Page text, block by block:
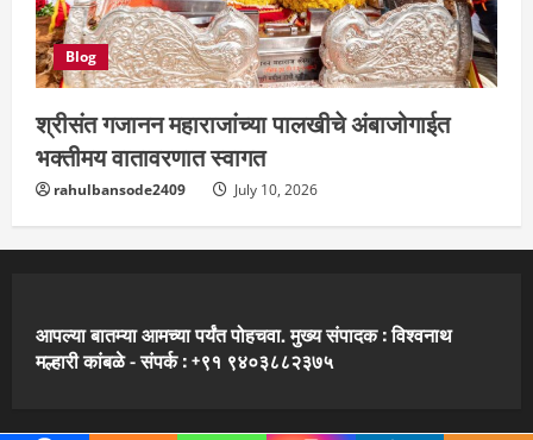
Blog
श्रीसंत गजानन महाराजांच्या पालखीचे अंबाजोगाईत
भक्तीमय वातावरणात स्वागत
rahulbansode2409 July 10, 2026
आपल्या बातम्या आमच्या पर्यंत पोहचवा. मुख्य संपादक : विश्वनाथ
मल्हारी कांबळे - संपर्क : +९१ ९४०३८८२३७५